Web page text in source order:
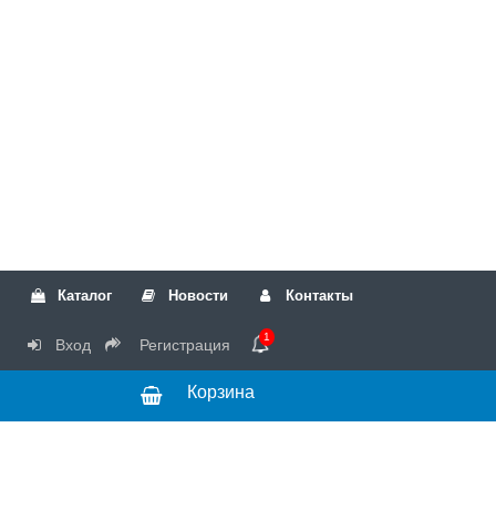
Каталог Новости Контакты
Вход Регистрация 1
Корзина